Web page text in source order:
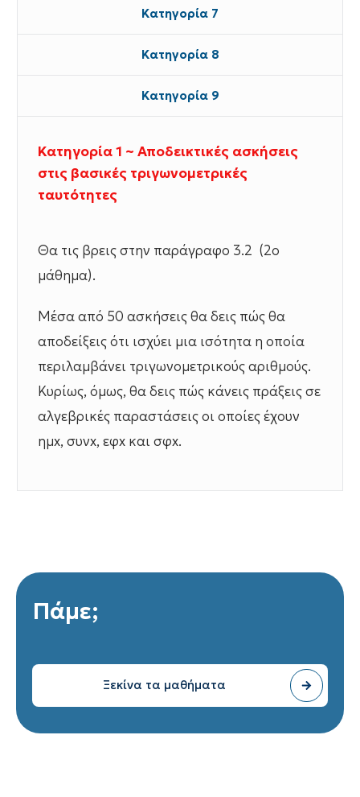
Κατηγορία 7
Κατηγορία 8
Κατηγορία 9
Κατηγορία 1 ~ Αποδεικτικές ασκήσεις
στις βασικές τριγωνομετρικές
ταυτότητες
Θα τις βρεις στην παράγραφο 3.2 (2ο
μάθημα).
Μέσα από 50 ασκήσεις θα δεις πώς θα
αποδείξεις ότι ισχύει μια ισότητα η οποία
περιλαμβάνει τριγωνομετρικούς αριθμούς.
Κυρίως, όμως, θα δεις πώς κάνεις πράξεις σε
αλγεβρικές παραστάσεις οι οποίες έχουν
ημx, συνx, εφx και σφx.
Πάμε;
Ξεκίνα τα μαθήματα